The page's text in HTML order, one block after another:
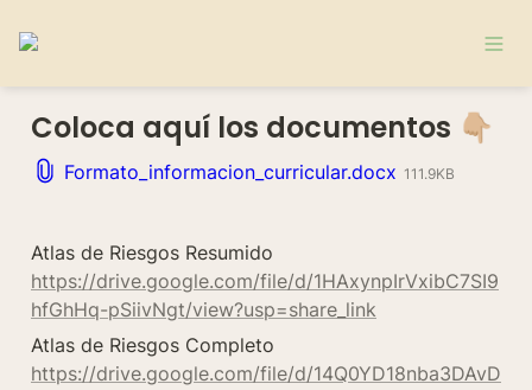
Coloca aquí los documentos 👇🏼
Formato_informacion_curricular.docx 111.9KB
https://drive.google.com/file/d/1HAxynpIrVxibC7SI9
hfGhHq-pSiivNgt/view?usp=share_link
https://drive.google.com/file/d/14Q0YD18nba3DAvD